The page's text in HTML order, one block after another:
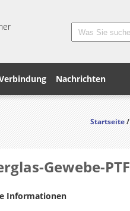
Nachrichten
Startseite
Gewebe-
Informationen